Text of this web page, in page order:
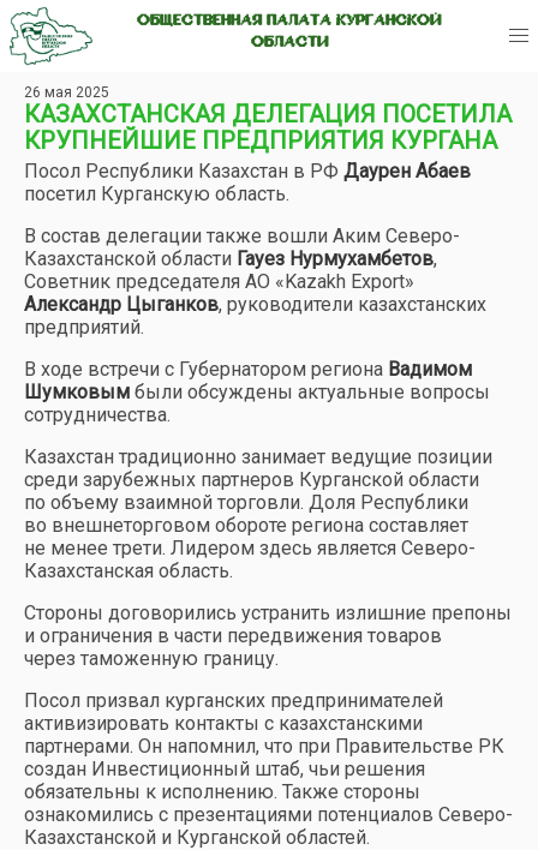
ОБЩЕСТВЕННАЯ ПАЛАТА КУРГАНСКОЙ
ОБЛАСТИ
26 мая 2025
КАЗАХСТАНСКАЯ ДЕЛЕГАЦИЯ ПОСЕТИЛА
КРУПНЕЙШИЕ ПРЕДПРИЯТИЯ КУРГАНА
Посол Республики Казахстан в РФ Даурен Абаев
посетил Курганскую область.
В состав делегации также вошли Аким Северо-
Казахстанской области Гауез Нурмухамбетов,
Советник председателя АО «Kazakh Export»
Александр Цыганков, руководители казахстанских
предприятий.
В ходе встречи с Губернатором региона Вадимом
Шумковым были обсуждены актуальные вопросы
сотрудничества.
Казахстан традиционно занимает ведущие позиции
среди зарубежных партнеров Курганской области
по объему взаимной торговли. Доля Республики
во внешнеторговом обороте региона составляет
не менее трети. Лидером здесь является Северо-
Казахстанская область.
Стороны договорились устранить излишние препоны
и ограничения в части передвижения товаров
через таможенную границу.
Посол призвал курганских предпринимателей
активизировать контакты с казахстанскими
партнерами. Он напомнил, что при Правительстве РК
создан Инвестиционный штаб, чьи решения
обязательны к исполнению. Также стороны
ознакомились с презентациями потенциалов Северо-
Казахстанской и Курганской областей.